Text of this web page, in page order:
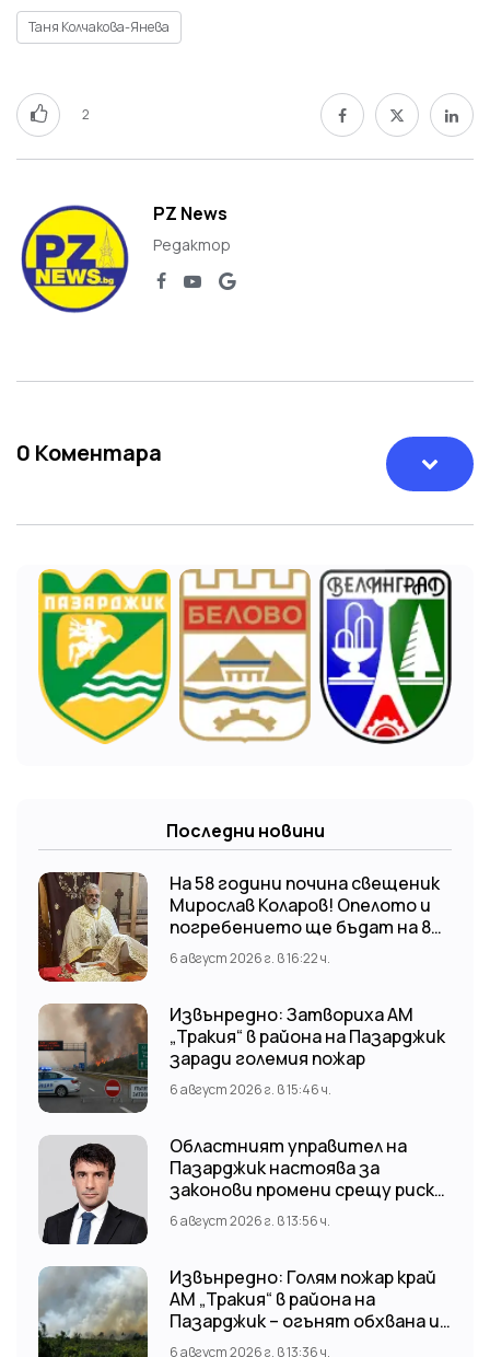
Таня Колчакова-Янева
2
PZ News
Редактор
0 Коментара
Последни новини
На 58 години почина свещеник
Мирослав Коларов! Опелото и
погребението ще бъдат на 8
август (събота) от 11:00 часа в
храм “Св. Св. Козма и Дамян”, гр.
6 август 2026 г. в 16:22 ч.
Извънредно: Затвориха АМ
„Тракия“ в района на Пазарджик
заради големия пожар
6 август 2026 г. в 15:46 ч.
Областният управител на
Пазарджик настоява за
законови промени срещу риска
от наводнения
6 август 2026 г. в 13:56 ч.
Извънредно: Голям пожар край
АМ „Тракия“ в района на
Пазарджик – огънят обхвана и
лозови масиви
6 август 2026 г. в 13:36 ч.